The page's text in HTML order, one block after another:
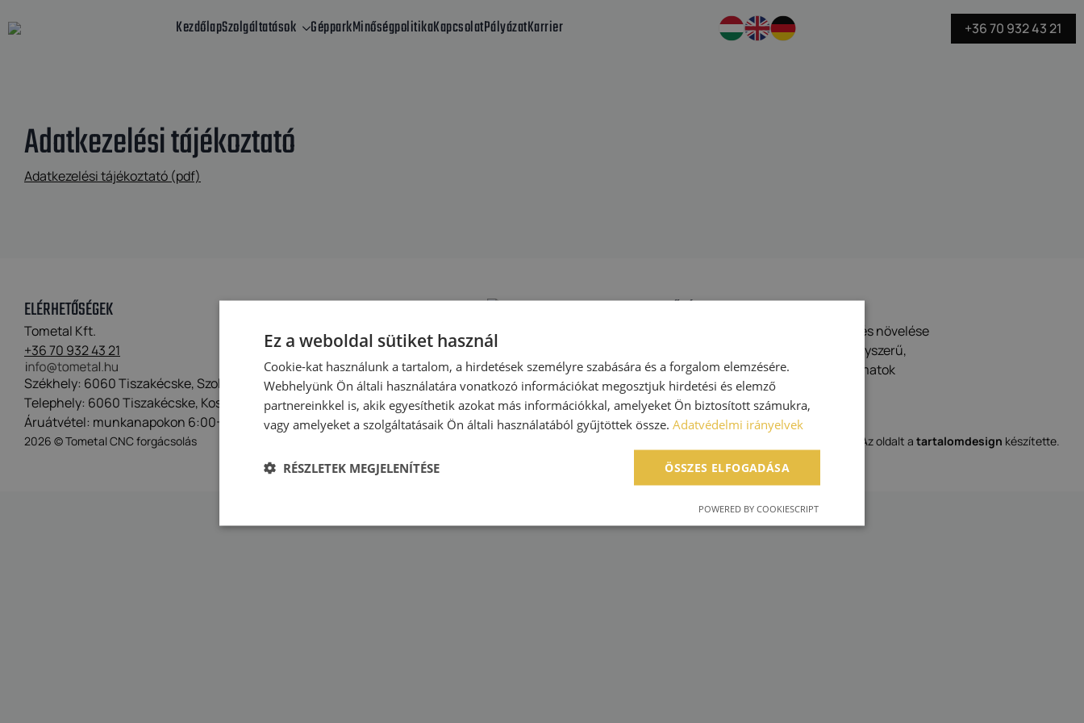
KezdőlapSzolgáltatások GépparkMinőségpolitikaKapcsolatPályázatKarrier +36 70 932 43 21
Adatkezelési tájékoztató
Adatkezelési tájékoztató (pdf)
ELÉRHETŐSÉGEK
Tometal Kft.
+36 70 932 43 21
Székhely: 6060 Tiszakécske, Szolnoki út 18.
Telephely: 6060 Tiszakécske, Kossuth Lajos utca 77.
Áruátvétel: munkanapokon 6:00-14:30
MINŐSÉGPOLITIKA
Termelésünk folyamatos irányítása és növelése
érdekében, célunk vevőközpontú, egyszerű,
áttekinthető és kézben tartott folyamatok
működtetése.
Esélyegyenlőségi nyilatkozat
2026 © Tometal CNC forgácsolás Az oldalt a tartalomdesign készítette.
Ez a weboldal sütiket használ
Cookie-kat használunk a tartalom, a hirdetések személyre szabására és a forgalom elemzésére.
Webhelyünk Ön általi használatára vonatkozó információkat megosztjuk hirdetési és elemző
partnereinkkel is, akik egyesíthetik azokat más információkkal, amelyeket Ön biztosított számukra,
vagy amelyeket a szolgáltatásaik Ön általi használatából gyűjtöttek össze. Adatvédelmi irányelvek
ÖSSZES ELFOGADÁSA
RÉSZLETEK MEGJELENÍTÉSE
POWERED BY COOKIESCRIPT